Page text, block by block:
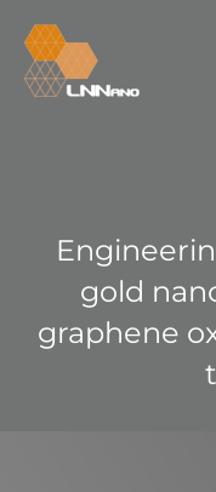
gold
graphene